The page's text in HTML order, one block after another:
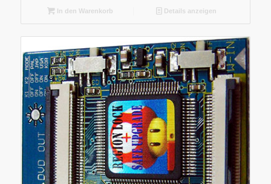
In den Warenkorb Details anzeigen